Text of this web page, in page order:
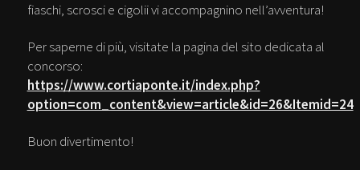
fiaschi, scrosci e cigolii vi accompagnino nell’avventura!
Per saperne di più, visitate la pagina del sito dedicata al
concorso:
https://www.cortiaponte.it/index.php?
option=com_content&view=article&id=26&Itemid=24
Buon divertimento!